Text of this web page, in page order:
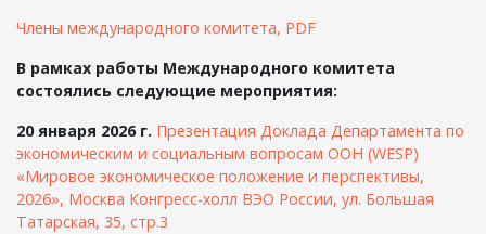
Члены международного комитета, PDF
В рамках работы Международного комитета
состоялись следующие мероприятия:
20 января 2026 г. Презентация Доклада Департамента по
экономическим и социальным вопросам ООН (WESP)
«Мировое экономическое положение и перспективы,
2026», Москва Конгресс-холл ВЭО России, ул. Большая
Татарская, 35, стр.3